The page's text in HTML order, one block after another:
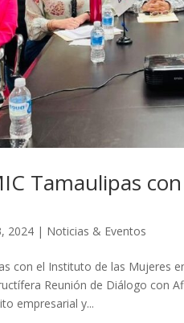
Tamaulipas
2024 | Noticias & Eventos
con el Instituto de las Mujeres
Reunión de Diálogo con
empresarial y...